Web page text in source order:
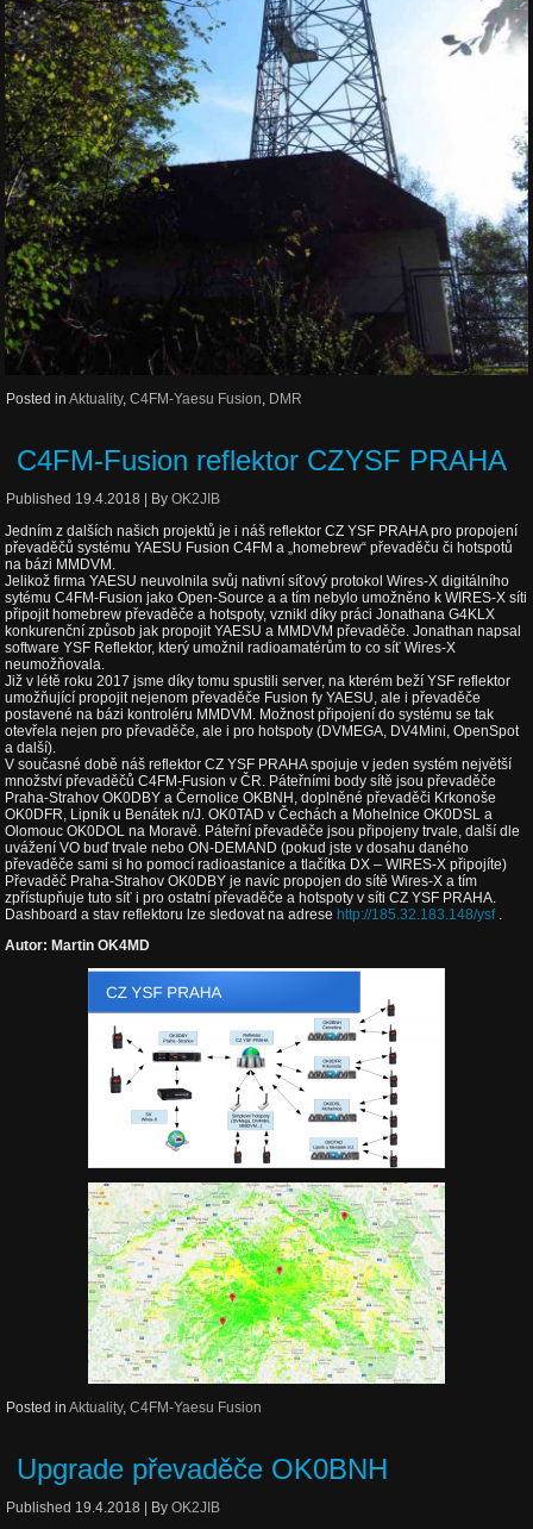
Posted in Aktuality,C4FM-Yaesu Fusion, DMR
C4FM-Fusion reflektor CZYSF PRAHA
Published 19.4.2018 By OK2JIB
Jedním z dalších našich projektů je i náš reflektor CZ YSF PRAHA pro propojení
převaděčů systému YAESU Fusion C4FM a „homebrew“ převaděču či hotspotů
na bázi MMDVM.
Jelikož firma YAESU neuvolnila svůj nativní síťový protokol Wires-X digitálního
sytému C4FM-Fusion jako Open-Source a a tím nebylo umožněno k WIRES-X síti
připojit homebrew převaděče a hotspoty, vznikl díky práci Jonathana G4KLX
konkurenční způsob jak propojit YAESU a MMDVM převaděče. Jonathan napsal
software YSF Reflektor, který umožnil radioamatérům to co síť Wires-X
neumožňovala.
Již v létě roku 2017 jsme díky tomu spustili server, na kterém beží YSF reflektor
umožňující propojit nejenom převaděče Fusion fy YAESU, ale i převaděče
postavené na bázi kontroléru MMDVM. Možnost připojení do systému se tak
otevřela nejen pro převaděče, ale i pro hotspoty (DVMEGA, DV4Mini, OpenSpot
a další).
V současné době náš reflektor CZ YSF PRAHA spojuje v jeden systém největší
množství převaděčů C4FM-Fusion v ČR. Páteřními body sítě jsou převaděče
Praha-Strahov OK0DBY a Černolice OKBNH, doplněné převaděči Krkonoše
OK0DFR, Lipník u Benátek n/J. OK0TAD v Čechách a Mohelnice OK0DSL a
Olomouc OK0DOL na Moravě. Páteřní převaděče jsou připojeny trvale, další dle
uvážení VO buď trvale nebo ON-DEMAND (pokud jste v dosahu daného
převaděče sami si ho pomocí radioastanice a tlačítka DX – WIRES-X připojíte)
Převaděč Praha-Strahov OK0DBY je navíc propojen do sítě Wires-X a tím
zpřístupňuje tuto síť i pro ostatní převaděče a hotspoty v síti CZ YSF PRAHA.
Dashboard a stav reflektoru lze sledovat na adrese http://185.32.183.148/ysf.
Autor: Martin OK4MD
Posted in Aktuality,C4FM-Yaesu Fusion
Upgrade převaděče OK0BNH
Published 19.4.2018 By OK2JIB